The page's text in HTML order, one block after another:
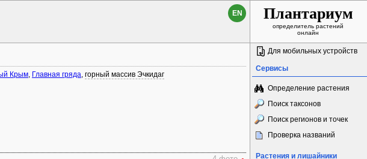
EN Плантариум
определитель растений
онлайн
Крым, Главная гряда, горный массив Эчкидаг
Для мобильных устройств
Сервисы
Определение растения
Поиск таксонов
Поиск регионов и точек
Проверка названий
Растения и лишайники